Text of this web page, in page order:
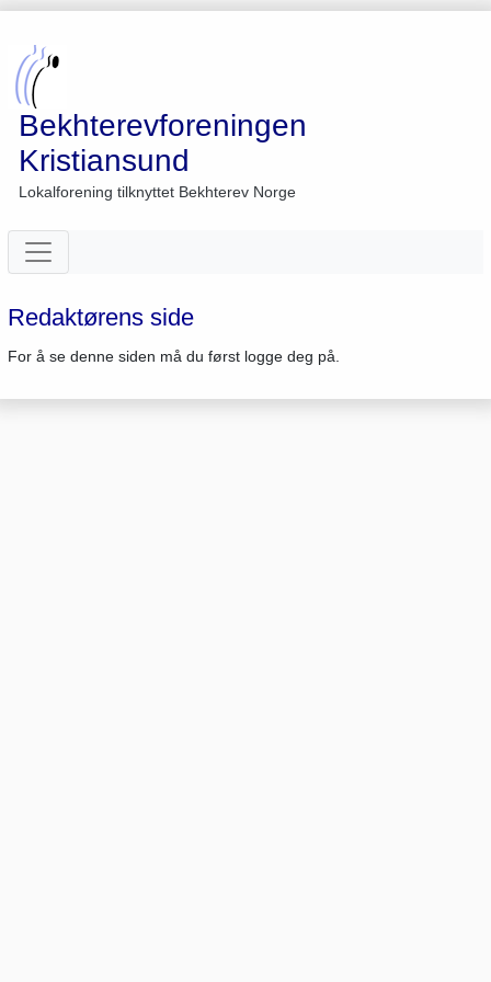
Bekhterevforeningen
Kristiansund
Lokalforening tilknyttet Bekhterev Norge
Redaktørens side
For å se denne siden må du først logge deg på.